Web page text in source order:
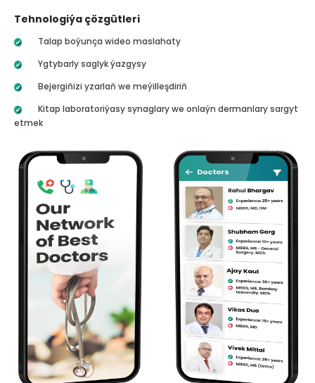
Tehnologiýa çözgütleri
Talap boýunça wideo maslahaty
Ygtybarly saglyk ýazgysy
Bejergiňizi yzarlaň we meýilleşdiriň
Kitap laboratoriýasy synaglary we onlaýn dermanlary sargyt
etmek